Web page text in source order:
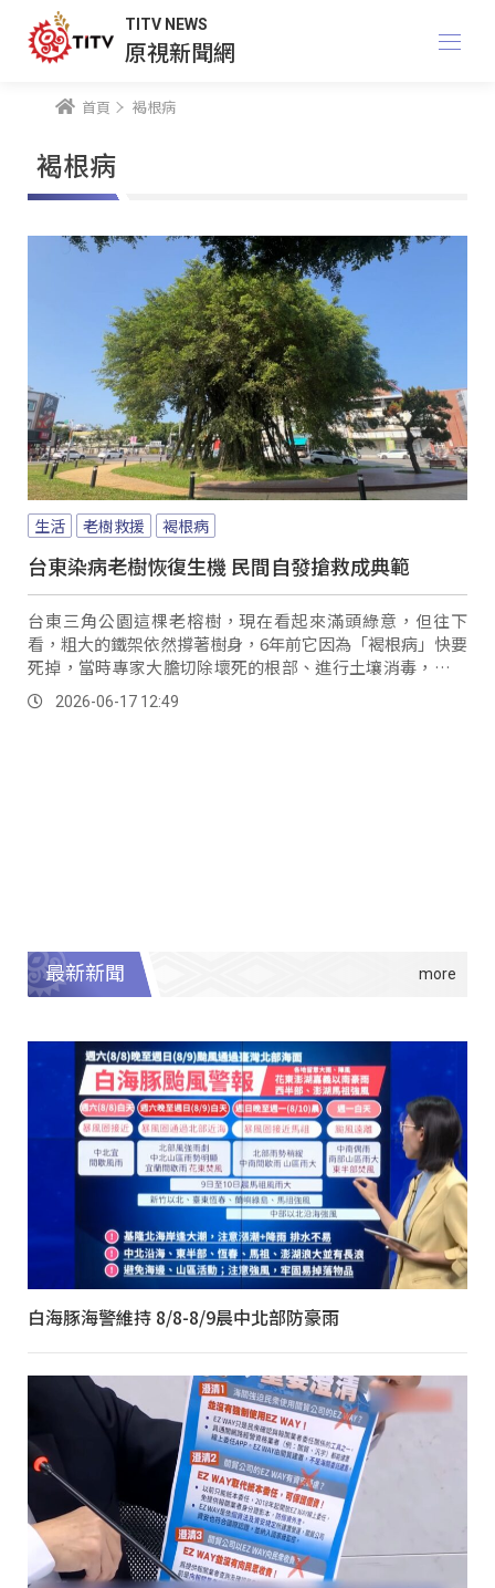
TITV NEWS
原視新聞網
首頁 褐根病
褐根病
生活 老樹救援 褐根病
台東染病老樹恢復生機 民間自發搶救成典範
台東三角公園這棵老榕樹，現在看起來滿頭綠意，但往下
看，粗大的鐵架依然撐著樹身，6年前它因為「褐根病」快要
死掉，當時專家大膽切除壞死的根部、進行土壤消毒，讓氣
根重新生長，以類似「外科手術」的方式保住了老榕樹的性
命，如今恢復良好，成為亞洲地區極罕見、由民間募資搶救
2026-06-17 12:49
最新新聞
白海豚海警維持 8/8-8/9晨中北部防豪雨